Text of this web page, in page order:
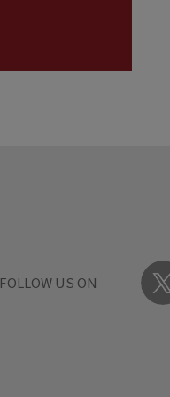
FOLLOW US ON